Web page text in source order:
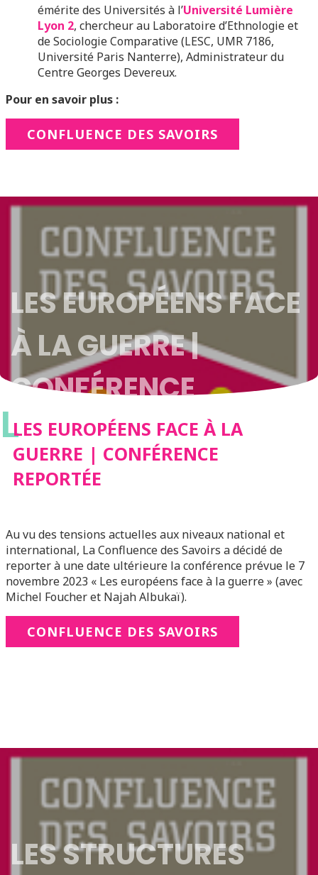
émérite des Universités à l’Université Lumière
Lyon 2, chercheur au Laboratoire d’Ethnologie et
de Sociologie Comparative (LESC, UMR 7186,
Université Paris Nanterre), Administrateur du
Centre Georges Devereux.
Pour en savoir plus :
CONFLUENCE DES SAVOIRS
LES EUROPÉENS FACE
À LA GUERRE |
CONFÉRENCE
REPORTÉE
LLES EUROPÉENS FACE À LA
GUERRE | CONFÉRENCE
REPORTÉE
Au vu des tensions actuelles aux niveaux national et
international, La Confluence des Savoirs a décidé de
reporter à une date ultérieure la conférence prévue le 7
novembre 2023 « Les européens face à la guerre » (avec
Michel Foucher et Najah Albukaï).
CONFLUENCE DES SAVOIRS
LES STRUCTURES